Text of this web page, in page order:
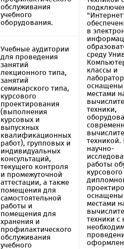
в
среду
классы и
местами
техники,
научно-
работы
местами
техники с
обслуживания
учебного
оборудования.
Учебные аудитории
для проведения
занятий
лекционного типа,
занятий
семинарского типа,
курсового
проектирования
(выполнения
курсовых и
выпускных
квалификационных
работ), групповых и
индивидуальных
консультаций,
текущего контроля
и промежуточной
аттестации, а также
помещения для
самостоятельной
работы и
помещения для
хранения и
профилактического
обслуживания
учебного